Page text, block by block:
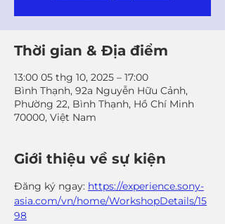
Thời gian & Địa điểm
13:00 05 thg 10, 2025 – 17:00
Bình Thạnh, 92a Nguyễn Hữu Cảnh,
Phường 22, Bình Thạnh, Hồ Chí Minh
70000, Việt Nam
Giới thiệu về sự kiện
Đăng ký ngay: https://experience.sony-
asia.com/vn/home/WorkshopDetails/15
98